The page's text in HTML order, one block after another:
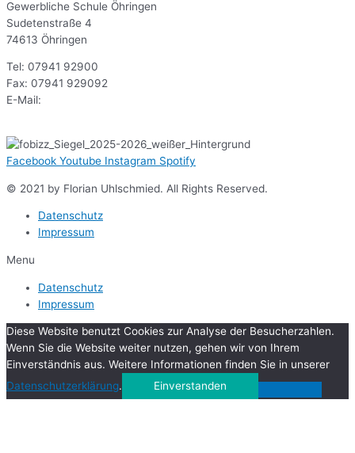
Gewerbliche Schule Öhringen
Sudetenstraße 4
74613 Öhringen
Tel: 07941 92900
Fax: 07941 929092
E-Mail:
Facebook Youtube Instagram Spotify
© 2021 by Florian Uhlschmied. All Rights Reserved.
Datenschutz
Impressum
Menu
Datenschutz
Impressum
Diese Website benutzt Cookies zur Analyse der Besucherzahlen.
Wenn Sie die Website weiter nutzen, gehen wir von Ihrem
Einverständnis aus. Weitere Informationen finden Sie in unserer
Datenschutzerklärung. Einverstanden